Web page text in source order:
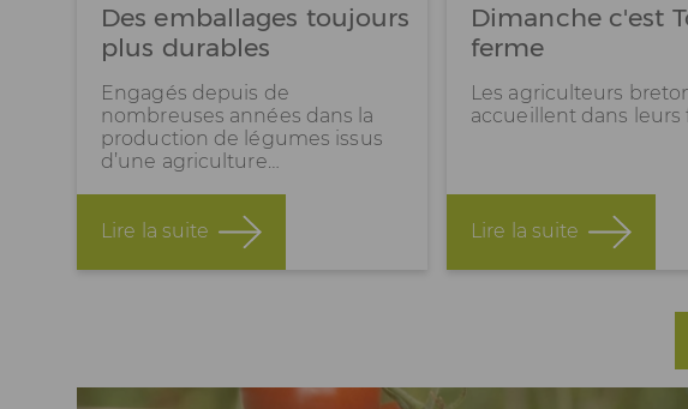
Des emballages toujours
plus durables
Engagés depuis de
nombreuses années dans la
production de légumes issus
d’une agriculture…
Lire la suite
Dimanche c'est
ferme
Les agriculteurs
accueillent dans leurs
Lire la suite